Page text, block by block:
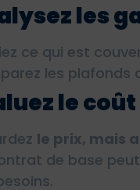
les
ce qui est
les plafonds
le
le prix, mais
de base